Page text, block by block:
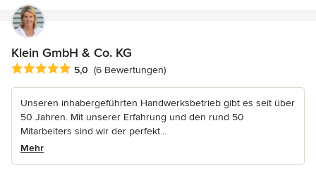
Klein GmbH & Co. KG
Durchschnittliche Bewertung: 5 von 5 Sternen
5,0 (6 Bewertungen)
Unseren inhabergeführten Handwerksbetrieb gibt es seit über
50 Jahren. Mit unserer Erfahrung und den rund 50
Mitarbeiters sind wir der perfekt...
Mehr